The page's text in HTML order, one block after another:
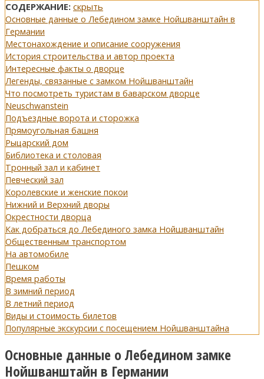
СОДЕРЖАНИЕ: скрыть
Основные данные о Лебедином замке Нойшванштайн в
Германии
Местонахождение и описание сооружения
История строительства и автор проекта
Интересные факты о дворце
Легенды, связанные с замком Нойшванштайн
Что посмотреть туристам в баварском дворце
Neuschwanstein
Подъездные ворота и сторожка
Прямоугольная башня
Рыцарский дом
Библиотека и столовая
Тронный зал и кабинет
Певческий зал
Королевские и женские покои
Нижний и Верхний дворы
Окрестности дворца
Как добраться до Лебединого замка Нойшванштайн
Общественным транспортом
На автомобиле
Пешком
Время работы
В зимний период
В летний период
Виды и стоимость билетов
Популярные экскурсии с посещением Нойшванштайна
Основные данные о Лебедином замке
Нойшванштайн в Германии